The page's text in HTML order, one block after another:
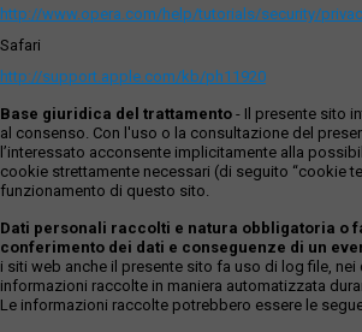
http://www.opera.com/help/tutorials/security/
Safari
http://support.apple.com/kb/ph11920
Base giuridica del trattamento - Il presente sito
al consenso. Con l'uso o la consultazione del
l’interessato acconsente implicitamente alla
cookie strettamente necessari (di seguito “cookie
funzionamento di questo sito.
Dati personali raccolti e natura obbligatoria o
conferimento dei dati e conseguenze di un
i siti web anche il presente sito fa uso di log file,
informazioni raccolte in maniera automatizzata
Le informazioni raccolte potrebbero essere le